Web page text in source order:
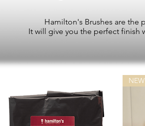
Hamilton's Brushes are the
It will give you the perfect finish
NEW